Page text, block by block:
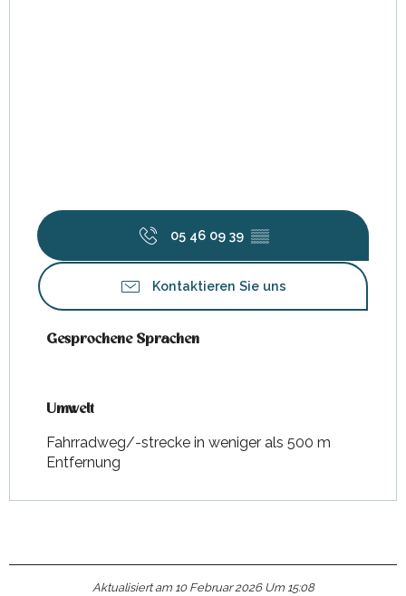
05 46 09 39 ▒▒
Kontaktieren Sie uns
Gesprochene Sprachen
Gesprochene Sprachen
Umwelt
Umwelt
Fahrradweg/-strecke in weniger als 500 m
Entfernung
Aktualisiert am 10 Februar 2026 Um 15:08